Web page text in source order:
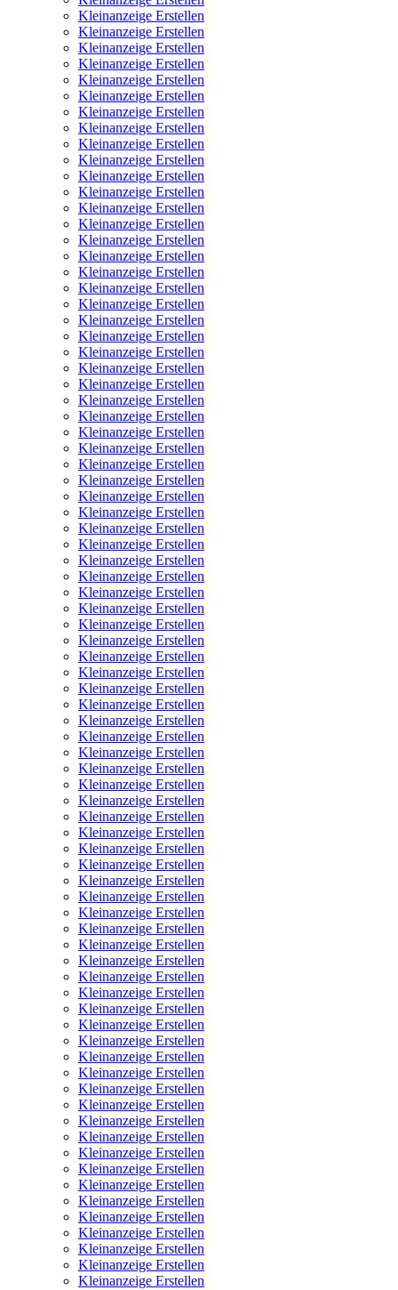
Kleinanzeige Erstellen
Kleinanzeige Erstellen
Kleinanzeige Erstellen
Kleinanzeige Erstellen
Kleinanzeige Erstellen
Kleinanzeige Erstellen
Kleinanzeige Erstellen
Kleinanzeige Erstellen
Kleinanzeige Erstellen
Kleinanzeige Erstellen
Kleinanzeige Erstellen
Kleinanzeige Erstellen
Kleinanzeige Erstellen
Kleinanzeige Erstellen
Kleinanzeige Erstellen
Kleinanzeige Erstellen
Kleinanzeige Erstellen
Kleinanzeige Erstellen
Kleinanzeige Erstellen
Kleinanzeige Erstellen
Kleinanzeige Erstellen
Kleinanzeige Erstellen
Kleinanzeige Erstellen
Kleinanzeige Erstellen
Kleinanzeige Erstellen
Kleinanzeige Erstellen
Kleinanzeige Erstellen
Kleinanzeige Erstellen
Kleinanzeige Erstellen
Kleinanzeige Erstellen
Kleinanzeige Erstellen
Kleinanzeige Erstellen
Kleinanzeige Erstellen
Kleinanzeige Erstellen
Kleinanzeige Erstellen
Kleinanzeige Erstellen
Kleinanzeige Erstellen
Kleinanzeige Erstellen
Kleinanzeige Erstellen
Kleinanzeige Erstellen
Kleinanzeige Erstellen
Kleinanzeige Erstellen
Kleinanzeige Erstellen
Kleinanzeige Erstellen
Kleinanzeige Erstellen
Kleinanzeige Erstellen
Kleinanzeige Erstellen
Kleinanzeige Erstellen
Kleinanzeige Erstellen
Kleinanzeige Erstellen
Kleinanzeige Erstellen
Kleinanzeige Erstellen
Kleinanzeige Erstellen
Kleinanzeige Erstellen
Kleinanzeige Erstellen
Kleinanzeige Erstellen
Kleinanzeige Erstellen
Kleinanzeige Erstellen
Kleinanzeige Erstellen
Kleinanzeige Erstellen
Kleinanzeige Erstellen
Kleinanzeige Erstellen
Kleinanzeige Erstellen
Kleinanzeige Erstellen
Kleinanzeige Erstellen
Kleinanzeige Erstellen
Kleinanzeige Erstellen
Kleinanzeige Erstellen
Kleinanzeige Erstellen
Kleinanzeige Erstellen
Kleinanzeige Erstellen
Kleinanzeige Erstellen
Kleinanzeige Erstellen
Kleinanzeige Erstellen
Kleinanzeige Erstellen
Kleinanzeige Erstellen
Kleinanzeige Erstellen
Kleinanzeige Erstellen
Kleinanzeige Erstellen
Kleinanzeige Erstellen